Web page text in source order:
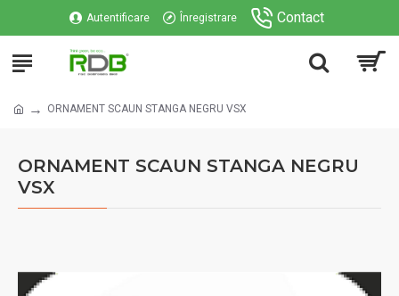
Autentificare Înregistrare Contact
ORNAMENT SCAUN STANGA NEGRU VSX
ORNAMENT SCAUN STANGA NEGRU
VSX